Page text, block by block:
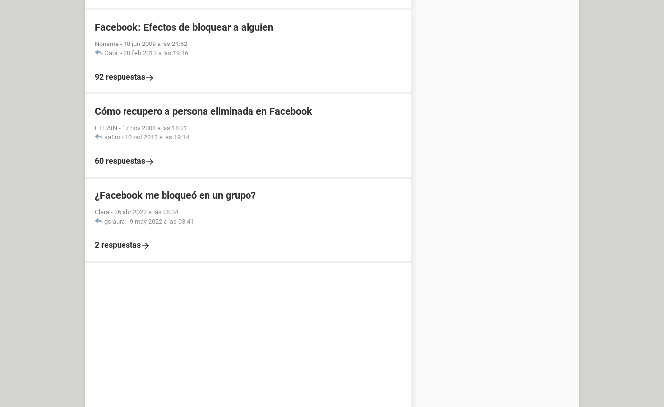
Facebook: Efectos de bloquear a alguien
Noname - 18 jun 2009 a las 21:52
Gabii - 20 feb 2013 a las 19:16
92 respuestas
Cómo recupero a persona eliminada en Facebook
ETHAIN - 17 nov 2008 a las 18:21
safiro - 10 oct 2012 a las 19:14
60 respuestas
¿Facebook me bloqueó en un grupo?
Clara - 26 abr 2022 a las 08:34
gslaura - 9 may 2022 a las 03:41
2 respuestas